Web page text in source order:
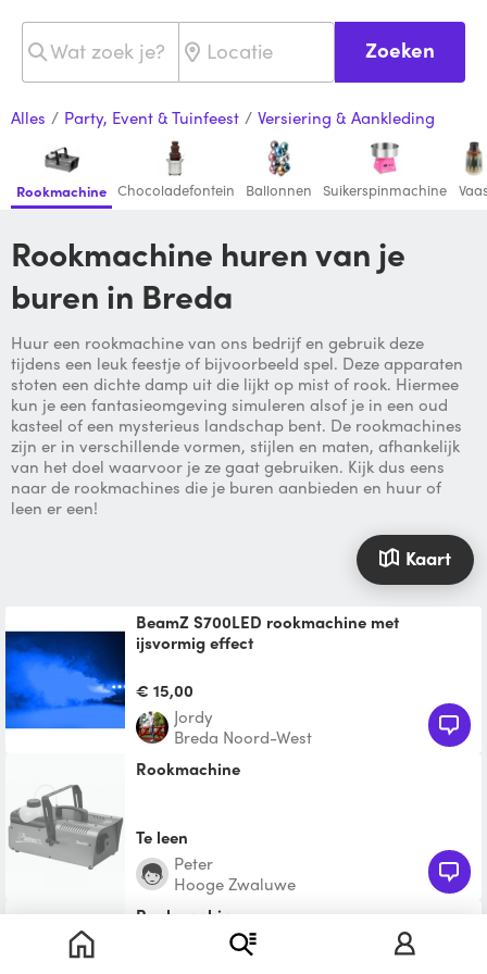
Zoeken
Alles / Party, Event & Tuinfeest / Versiering & Aankleding
Rookmachine Chocoladefontein Ballonnen Suikerspinmachine
Rookmachine huren van je
buren in Breda
Huur een rookmachine van ons bedrijf en gebruik deze
tijdens een leuk feestje of bijvoorbeeld spel. Deze apparaten
stoten een dichte damp uit die lijkt op mist of rook. Hiermee
kun je een fantasieomgeving simuleren alsof je in een oud
kasteel of een mysterieus landschap bent. De rookmachines
zijn er in verschillende vormen, stijlen en maten, afhankelijk
van het doel waarvoor je ze gaat gebruiken. Kijk dus eens
naar de rookmachines die je buren aanbieden en huur of
leen er een!
Kaart
BeamZ S700LED rookmachine met
ijsvormig effect
blauwe LED lamp waardoor het lijkt alsof de
rook die eruit komt
€ 15,00
jordy
Breda Noord-West
Rookmachine
Te leen
Peter
Hooge Zwaluwe
Rookmachine
Tehuur rookmachine excl vloeistof.